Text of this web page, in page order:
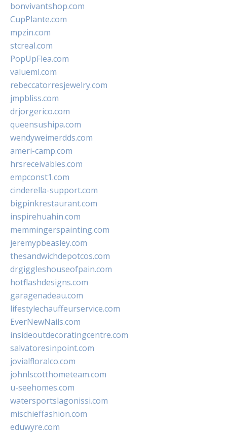
bonvivantshop.com
CupPlante.com
mpzin.com
stcreal.com
PopUpFlea.com
valueml.com
rebeccatorresjewelry.com
jmpbliss.com
drjorgerico.com
queensushipa.com
wendyweimerdds.com
ameri-camp.com
hrsreceivables.com
empconst1.com
cinderella-support.com
bigpinkrestaurant.com
inspirehuahin.com
memmingerspainting.com
jeremypbeasley.com
thesandwichdepotcos.com
drgiggleshouseofpain.com
hotflashdesigns.com
garagenadeau.com
lifestylechauffeurservice.com
EverNewNails.com
insideoutdecoratingcentre.com
salvatoresinpoint.com
jovialfloralco.com
johnlscotthometeam.com
u-seehomes.com
watersportslagonissi.com
mischieffashion.com
eduwyre.com